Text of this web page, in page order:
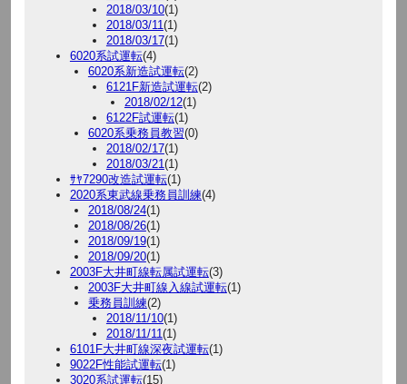
2018/03/10(1)
2018/03/11 (1)
2018/03/17(1)
6020系試運転(4)
6020系新造試運転(2)
6121F新造試運転(2)
2018/02/12(1)
6122F試運転(1)
6020系乗務員教習(0)
2018/02/17(1)
2018/03/21 (1)
ｻﾔ7290改造試運転(1)
2020系東武線乗務員訓練(4)
2018/08/24(1)
2018/08/26(1)
2018/09/19(1)
2018/09/20(1)
2003F大井町線転属試運転(3)
2003F大井町線入線試運転(1)
乗務員訓練(2)
2018/11/10(1)
2018/11/11 (1)
6101F大井町線深夜試運転(1)
9022F性能試運転(1)
3020系試運転(15)